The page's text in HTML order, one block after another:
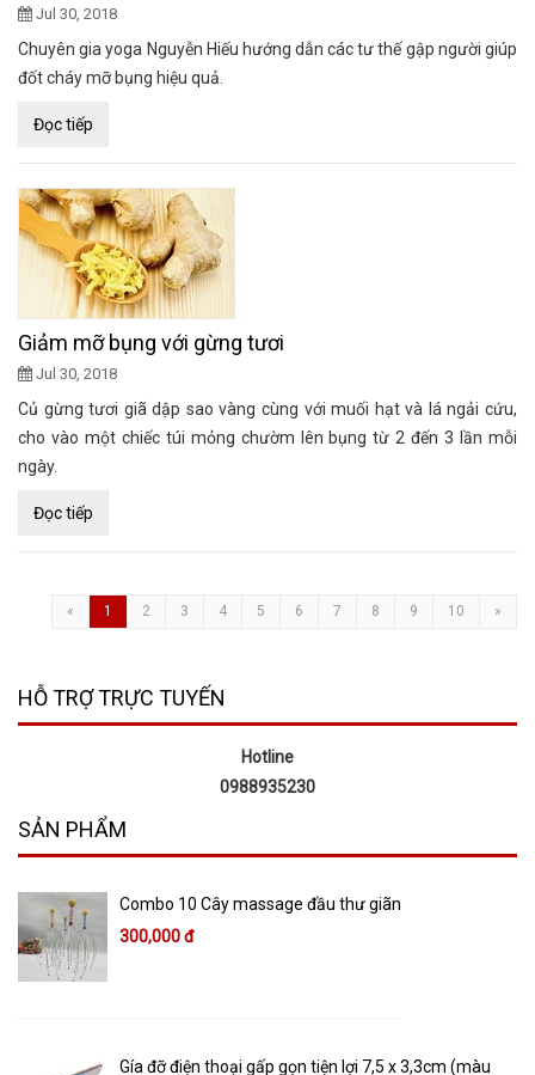
Jul 30, 2018
Chuyên gia yoga Nguyễn Hiếu hướng dẫn các tư thế gập người giúp
đốt cháy mỡ bụng hiệu quả.
Đọc tiếp
Giảm mỡ bụng với gừng tươi
Jul 30, 2018
Củ gừng tươi giã dập sao vàng cùng với muối hạt và lá ngải cứu,
cho vào một chiếc túi mỏng chườm lên bụng từ 2 đến 3 lần mỗi
ngày.
Đọc tiếp
« 1 2 3 4 5 6 7 8 9 10 »
HỖ TRỢ TRỰC TUYẾN
Hotline
0988935230
SẢN PHẨM
Combo 10 Cây massage đầu thư giãn
300,000 đ
Gía đỡ điện thoại gấp gọn tiện lợi 7,5 x 3,3cm (màu